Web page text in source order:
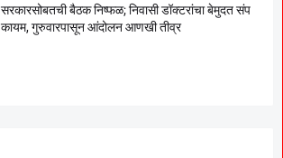
सरकारसोबतची बैठक निष्फळ; निवासी डॉक्टरांचा बेमुदत संप
कायम, गुरुवारपासून आंदोलन आणखी तीव्र